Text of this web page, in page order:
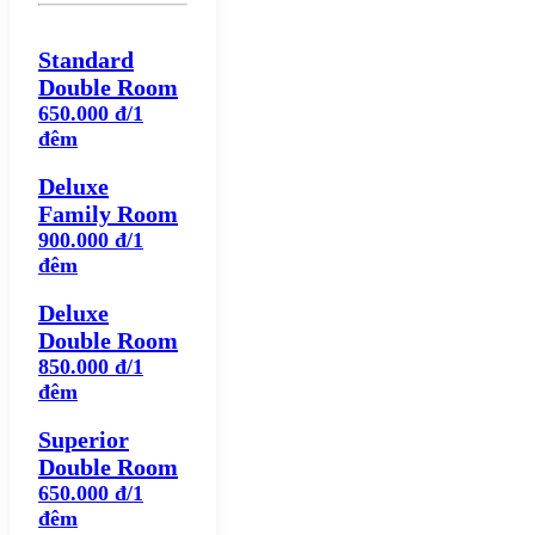
Standard
Double Room
650.000 đ/1
đêm
Deluxe
Family Room
900.000 đ/1
đêm
Deluxe
Double Room
850.000 đ/1
đêm
Superior
Double Room
650.000 đ/1
đêm